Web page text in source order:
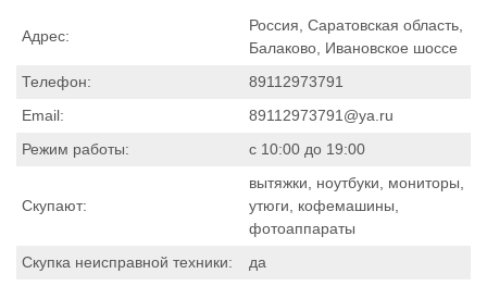
Адрес:
Россия, Саратовская область,
Балаково, Ивановское шоссе
Телефон:
89112973791
Email:
89112973791@ya.ru
Режим работы:
с 10:00 до 19:00
Скупают:
вытяжки, ноутбуки, мониторы,
утюги, кофемашины,
фотоаппараты
Скупка неисправной техники:
да